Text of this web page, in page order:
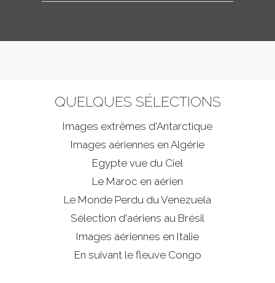
QUELQUES SÉLECTIONS
Images extrêmes d'Antarctique
Images aériennes en Algérie
Egypte vue du Ciel
Le Maroc en aérien
Le Monde Perdu du Venezuela
Sélection d'aériens au Brésil
Images aériennes en Italie
En suivant le fleuve Congo